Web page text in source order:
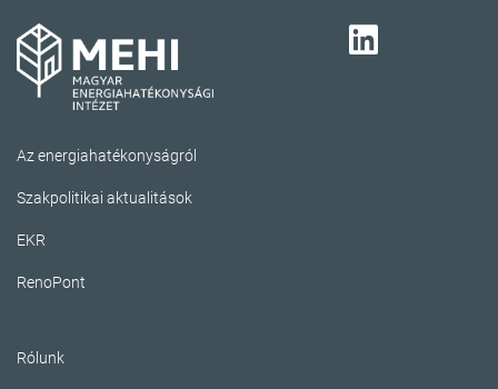
Az energiahatékonyságról
Szakpolitikai aktualitások
EKR
RenoPont
Rólunk